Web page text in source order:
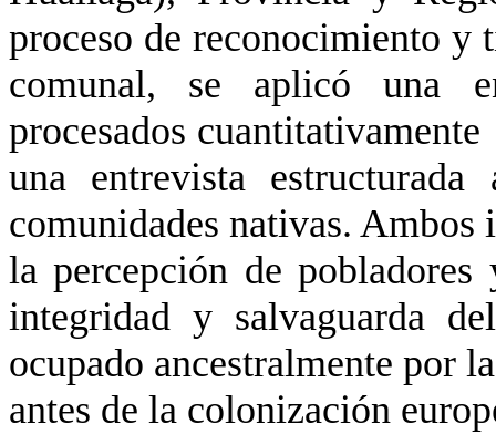
proceso de reconocimiento
comunal, se aplicó una
procesados cuantitativamente
una entrevista
comunidades nativas.
la percepción de
integridad y salvaguarda
ocupado ancestralmente por
antes de la colonización